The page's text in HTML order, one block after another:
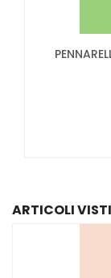
ARTICOLI VISTI